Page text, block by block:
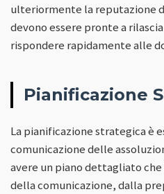
ulteriormente la reputazione
devono essere pronte a
rispondere rapidamente alle
Pianificazione
La pianificazione strategica è
comunicazione delle
avere un piano dettagliato
della comunicazione, dalla